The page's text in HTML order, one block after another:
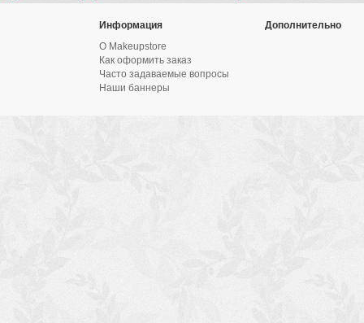
Информация
О Makeupstore
Как оформить заказ
Часто задаваемые вопросы
Наши баннеры
Дополнительно